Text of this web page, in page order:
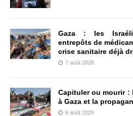
Gaza : les
entrepôts de
crise sanitaire déjà
7 août 2026
Capituler ou mourir :
à Gaza et la
6 août 2026